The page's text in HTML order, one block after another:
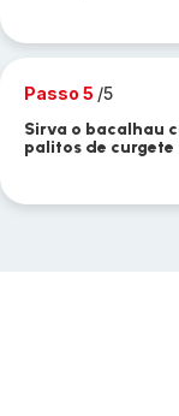
Passo 5 /5
Sirva o bacalhau
palitos de